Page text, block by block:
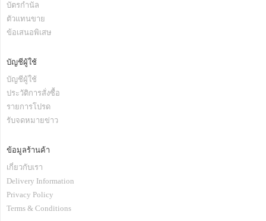
บัตรกำนัล
ตัวแทนขาย
ข้อเสนอพิเสษ
บัญชีผู้ใช้
บัญชีผู้ใช้
ประวัติการสั่งซื้อ
รายการโปรด
รับจดหมายข่าว
ข้อมูลร้านค้า
เกี่ยวกับเรา
Delivery Information
Privacy Policy
Terms & Conditions